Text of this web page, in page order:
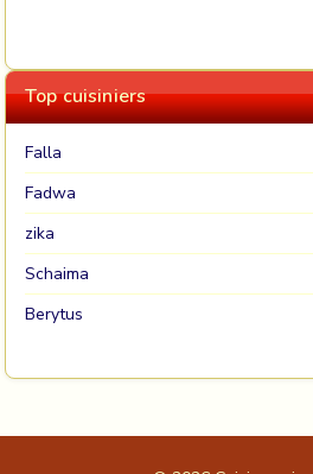
Top cuisiniers
Falla
Fadwa
zika
Schaima
Berytus